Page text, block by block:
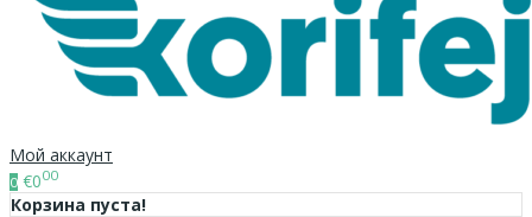
Мой аккаунт
0 €000
Корзина пуста!